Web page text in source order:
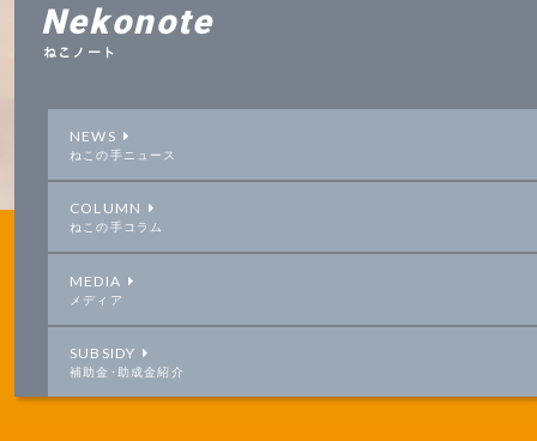
Nekonote
ねこノート
NEWS
ねこの手ニュース
COLUMN
ねこの手コラム
MEDIA
メディア
SUBSIDY
補助金･助成金紹介